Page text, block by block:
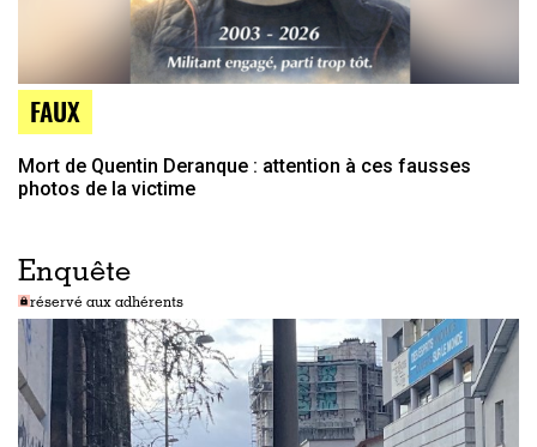
FAUX
Mort de Quentin Deranque : attention à ces fausses
photos de la victime
Enquête
réservé aux adhérents